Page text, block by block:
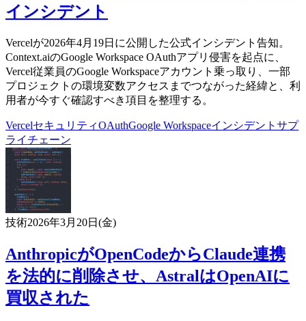
インシデント
Vercelが2026年4月19日に公開した公式インシデント告知。
Context.aiのGoogle Workspace OAuthアプリ侵害を起点に、
Vercel従業員のGoogle Workspaceアカウント乗っ取り、一部
プロジェクトの環境変数アクセスまでつながった経緯と、利
用者が今すぐ確認すべき項目を整理する。
VercelセキュリティOAuthGoogle Workspaceインシデント サプ
ライチェーン
技術2026年3月20日(金)
AnthropicがOpenCodeからClaude連携
を法的に削除させ、AstralはOpenAIに
買収された